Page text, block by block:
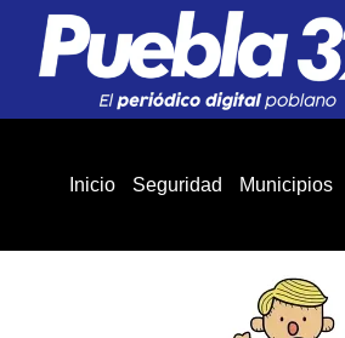
Inicio Seguridad Municipios